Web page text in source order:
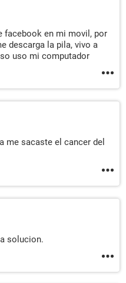
facebook en mi movil, por
descarga la pila, vivo a
uso mi computador
me sacaste el cancer del
solucion.